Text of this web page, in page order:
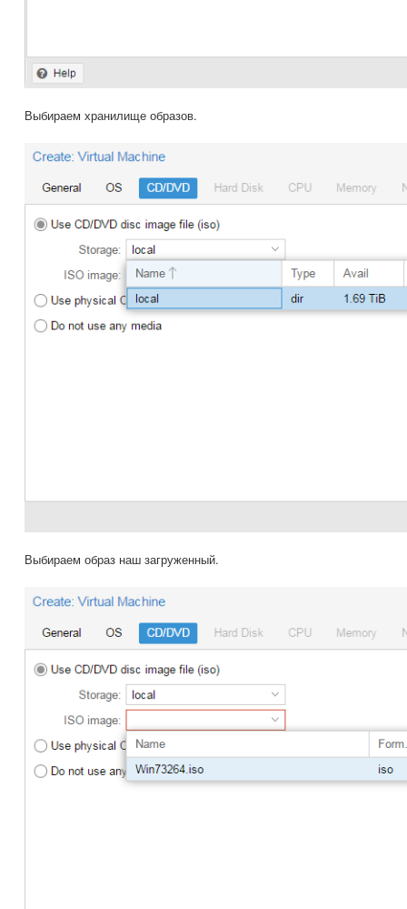
Выбираем хранилище образов.
Выбираем образ наш загруженный.